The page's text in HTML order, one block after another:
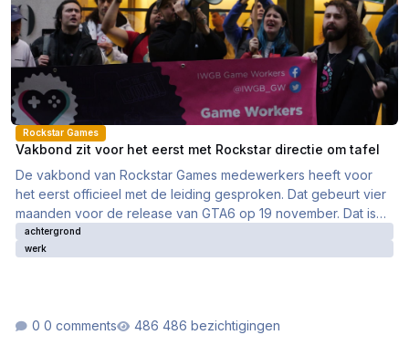
Rockstar Games
Vakbond zit voor het eerst met Rockstar directie om tafel
De vakbond van Rockstar Games medewerkers heeft voor
het eerst officieel met de leiding gesproken. Dat gebeurt vier
maanden voor de release van GTA6 op 19 november. Dat is
geen toeval. We leggen uit waarom.
achtergrond
werk
0 comments 486 bezichtigingen